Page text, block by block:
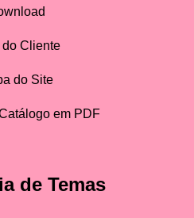
Cliente
do Site
em PDF
de Temas